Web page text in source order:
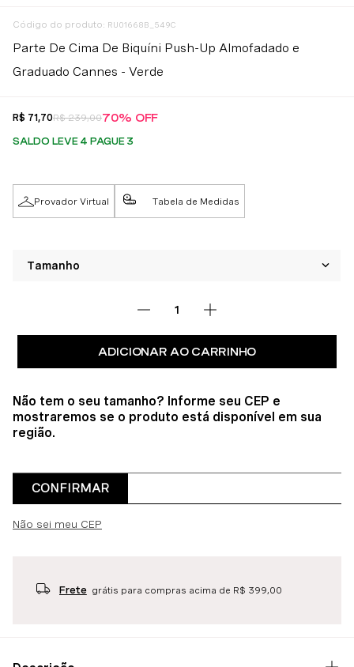
: RU01668B_549C
Parte De Cima De Biquíni Push-Up Almofadado e
Graduado Cannes - Verde
R$ 71,70R$ 239,0070% OFF
SALDO LEVE 4 PAGUE 3
Provador Virtual Tabela de Medidas
ADICIONAR AO CARRINHO
Não tem o seu tamanho? Informe seu CEP e
mostraremos se o produto está disponível em sua
região.
CONFIRMAR
Não sei meu CEP
Frete grátis para compras acima de R$ 399,00